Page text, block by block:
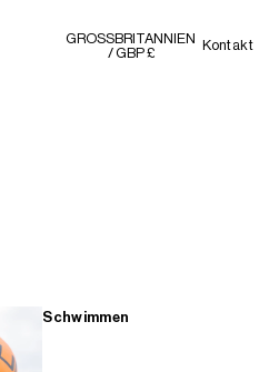
Schwimmen
GROSSBRITANNIEN
/ GBP £
Kontakt